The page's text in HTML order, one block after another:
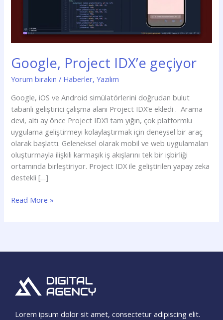
Google, Project IDX’e geçiyor
Yorum bırakın / Haberler,Yazılım
Google, iOS ve Android simülatörlerini doğrudan bulut
tabanlı geliştirici çalışma alanı Project IDX’e ekledi . Arama
devi, altı ay önce Project IDX’i tam yığın, çok platformlu
uygulama geliştirmeyi kolaylaştırmak için deneysel bir araç
olarak başlattı. Geleneksel olarak mobil ve web uygulamaları
oluşturmayla ilişkili karmaşık iş akışlarını tek bir işbirliği
ortamında birleştiriyor. Project IDX ile geliştirilen yapay zeka
destekli […]
Read More »
Lorem ipsum dolor sit amet, consectetur adipiscing elit.